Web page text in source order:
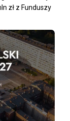
zł z Funduszy